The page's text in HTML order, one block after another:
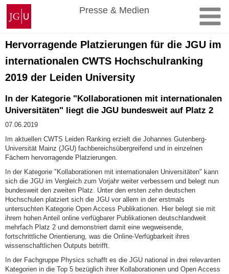
Zum
Inhalt
springen
Johannes
Gutenberg-
Universität
Mainz
Presse & Medien
Hervorragende Platzierungen für die JGU im
internationalen CWTS Hochschulranking
2019 der Leiden University
In der Kategorie "Kollaborationen mit internationalen
Universitäten" liegt die JGU bundesweit auf Platz 2
07.06.2019
Im aktuellen CWTS Leiden Ranking erzielt die Johannes Gutenberg-
Universität Mainz (JGU) fachbereichsübergreifend und in einzelnen
Fächern hervorragende Platzierungen.
In der Kategorie "Kollaborationen mit internationalen Universitäten" kann
sich die JGU im Vergleich zum Vorjahr weiter verbessern und belegt nun
bundesweit den zweiten Platz. Unter den ersten zehn deutschen
Hochschulen platziert sich die JGU vor allem in der erstmals
untersuchten Kategorie Open Access Publikationen. Hier belegt sie mit
ihrem hohen Anteil online verfügbarer Publikationen deutschlandweit
mehrfach Platz 2 und demonstriert damit eine wegweisende,
fortschrittliche Orientierung, was die Online-Verfügbarkeit ihres
wissenschaftlichen Outputs betrifft.
In der Fachgruppe Physics schafft es die JGU national in drei relevanten
Kategorien in die Top 5 bezüglich ihrer Kollaborationen und Open Access